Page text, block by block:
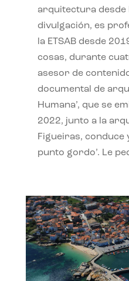
arquitectura desde
divulgación, es
la ETSAB desde
cosas, durante
asesor de
documental de
Humana’, que se
2022, junto a la
Figueiras, conduce
punto gordo’. Le